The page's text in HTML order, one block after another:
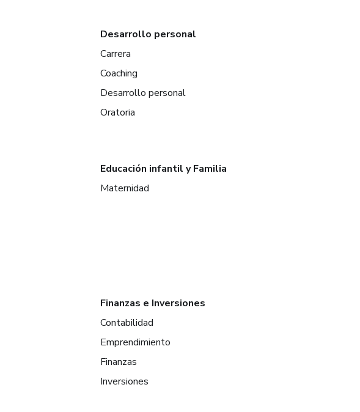
Desarrollo personal
Carrera
Coaching
Desarrollo personal
Oratoria
Educación infantil y Familia
Maternidad
Finanzas e Inversiones
Contabilidad
Emprendimiento
Finanzas
Inversiones